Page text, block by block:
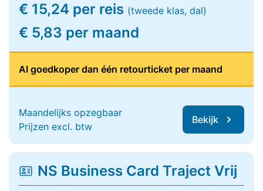
€ 15,24 per reis (tweede klas, dal)
€ 5,83 per maand
Al goedkoper dan één retourticket per maand
Maandelijks opzegbaar
Prijzen excl. btw
Bekijk
NS Business Card Traject Vrij